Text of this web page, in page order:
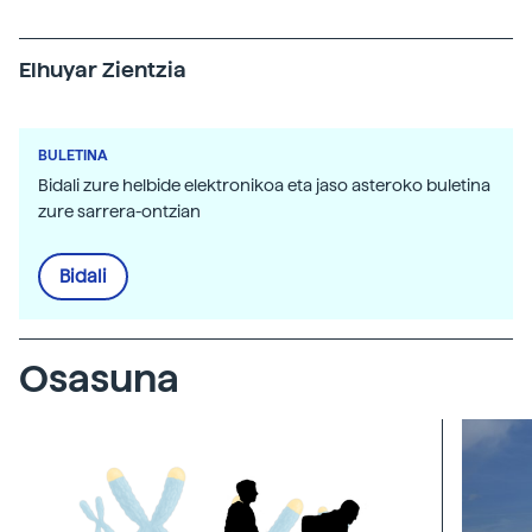
Elhuyar Zientzia
BULETINA
Bidali zure helbide elektronikoa eta jaso asteroko buletina
zure sarrera-ontzian
Bidali
Osasuna